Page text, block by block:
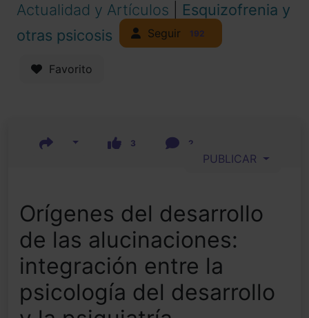
Actualidad y Artículos
Esquizofrenia y
otras psicosis
Seguir 192
Favorito
3 2
PUBLICAR
Orígenes del desarrollo
de las alucinaciones:
integración entre la
psicología del desarrollo